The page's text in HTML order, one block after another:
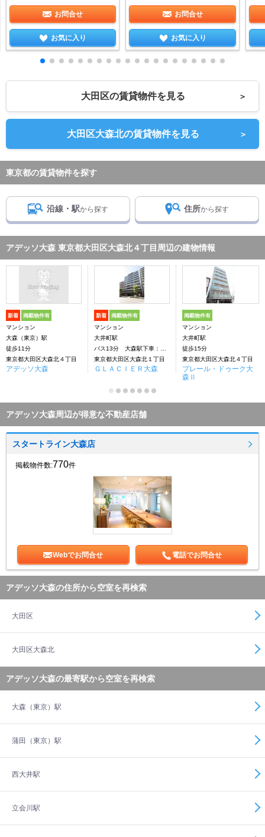
お問合せ
お気に入り
お問合せ
お気に入り
大田区の賃貸物件を見る ＞
大田区大森北の賃貸物件を見る ＞
東京都の賃貸物件を探す
沿線・駅から探す 住所から探す
アデッソ大森 東京都大田区大森北４丁目周辺の建物情報
新着 掲載物件有
マンション
大森（東京）駅
徒歩11分
東京都大田区大森北４丁目
アデッソ大森
新着 掲載物件有
マンション
大井町駅
バス13分 大森駅下車：停歩8分
東京都大田区大森北１丁目
ＧＬＡＣＩＥＲ大森
掲載物件有
マンション
大井町駅
徒歩15分
東京都大田区大森北４丁目
プレール・ドゥーク大
森Ⅱ
アデッソ大森周辺が得意な不動産店舗
スタートライン大森店
掲載物件数:770件
Webでお問合せ 電話でお問合せ
アデッソ大森の住所から空室を再検索
大田区
大田区大森北
アデッソ大森の最寄駅から空室を再検索
大森（東京）駅
蒲田（東京）駅
西大井駅
立会川駅